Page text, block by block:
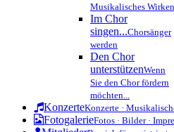
Musikalisches Wirken
Im Chor
singen...Chorsänger
werden
Den Chor
unterstützenWenn
Sie den Chor fördern
möchten...
KonzerteKonzerte ·
FotogalerieFotos · Bilder ·